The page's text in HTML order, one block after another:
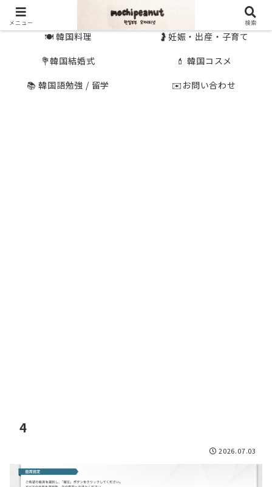
🍽 韓国料理
🤰妊娠・出産・子育て
💐韓国結婚式
💄 韓国コスメ
📚 韓国語勉強 / 留学
✉️お問い合わせ
4
2026.07.03
メニュー 検索